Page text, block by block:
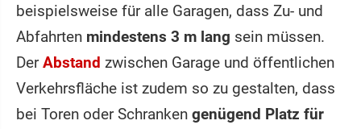
beispielsweise für alle Garagen, dass Zu- und
Abfahrten mindestens 3 m lang sein müssen.
DerAbstand zwischen Garage und öffentlichen
Verkehrsfläche ist zudem so zu gestalten, dass
bei Toren oder Schranken genügend Platz für